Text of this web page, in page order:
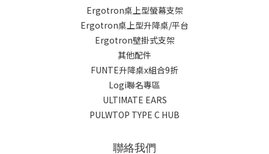
Ergotron桌上型螢幕支架
Ergotron桌上型升降桌/平台
Ergotron壁掛式支架
其他配件
FUNTE升降桌x組合9折
Logi聯名專區
ULTIMATE EARS
PULWTOP TYPE C HUB
聯絡我們